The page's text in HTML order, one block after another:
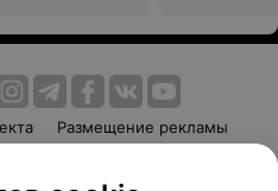
Размещение рекламы